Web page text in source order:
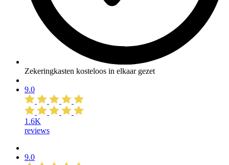
Zekeringkasten kosteloos in elkaar gezet
9.0
1.6K
reviews
9.0